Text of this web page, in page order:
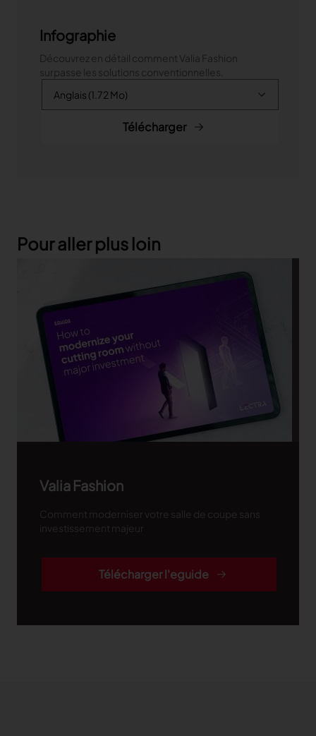
Infographie
Découvrez en détail comment Valia Fashion
surpasse les solutions conventionnelles.
Télécharger
Pour aller plus loin
Valia Fashion
Comment moderniser votre salle de coupe sans
investissement majeur
Télécharger l'eguide